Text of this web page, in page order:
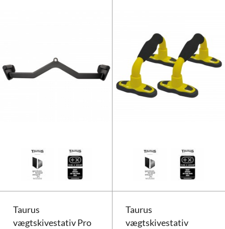
Taurus
vægtskivestativ Pro
Taurus
vægtskivestativ